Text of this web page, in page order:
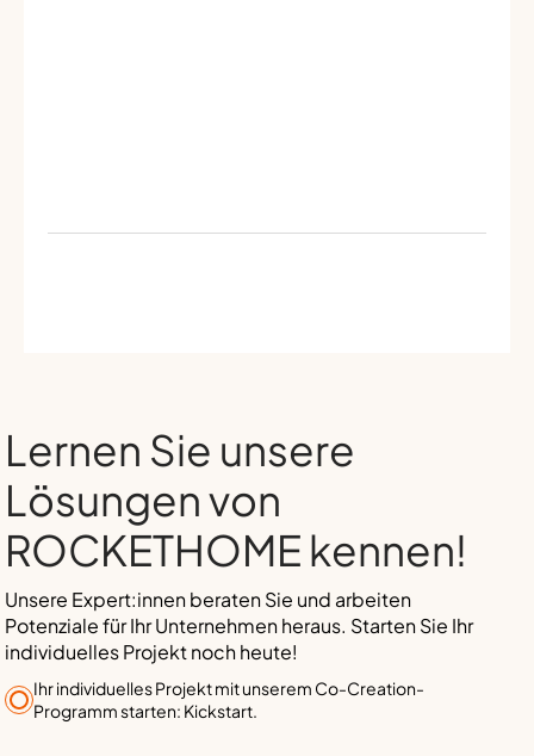
Lernen Sie unsere
Lösungen von
ROCKETHOME kennen!
Unsere Expert:innen beraten Sie und arbeiten
Potenziale für Ihr Unternehmen heraus. Starten Sie Ihr
individuelles Projekt noch heute!
Ihr individuelles Projekt mit unserem Co-Creation-
Programm starten: Kickstart.